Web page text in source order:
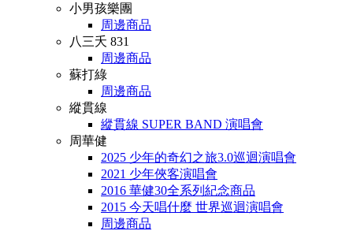
小男孩樂團
周邊商品
八三夭 831
周邊商品
蘇打綠
周邊商品
縱貫線
縱貫線 SUPER BAND 演唱會
周華健
2025 少年的奇幻之旅3.0巡迴演唱會
2021 少年俠客演唱會
2016 華健30全系列紀念商品
2015 今天唱什麼 世界巡迴演唱會
周邊商品